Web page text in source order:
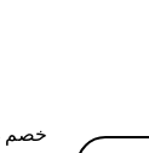
خصم 64%